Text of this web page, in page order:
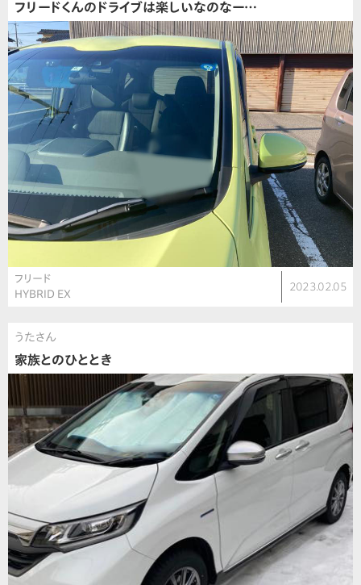
フリードくんのドライブは楽しいなのなー…
フリード
HYBRID EX
2023.02.05
うたさん
家族とのひととき